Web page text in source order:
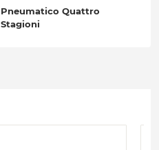
Pneumatico Quattro
Stagioni